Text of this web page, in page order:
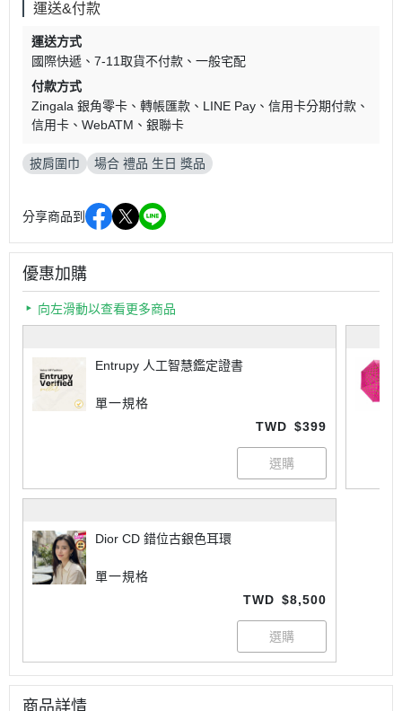
運送&付款
運送方式
國際快遞
7-11取貨不付款
一般宅配
付款方式
Zingala 銀角零卡
轉帳匯款 LINE Pay
信用卡分期付款
信用卡
WebATM 銀聯卡
披肩圍巾 場合 禮品 生日 獎品
分享商品到
優惠加購
向左滑動以查看更多商品
Entrupy 人工智慧鑑定證書
單一規格
TWD $399
Dior CD 錯位古銀色耳環
單一規格
TWD $8,500
商品詳情